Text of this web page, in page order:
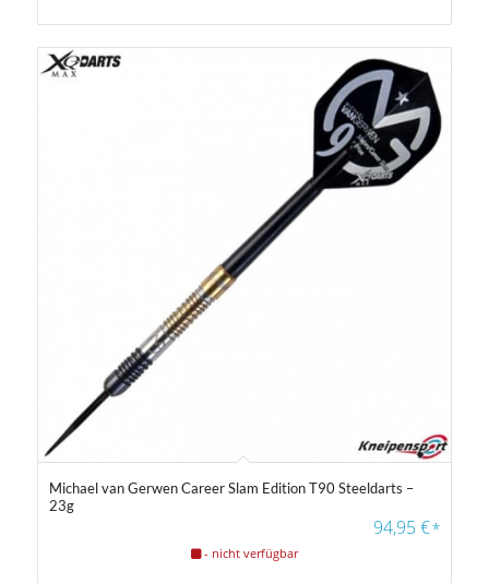
Michael van Gerwen Career Slam Edition T90 Steeldarts –
23g
94,95€*
- nicht verfügbar